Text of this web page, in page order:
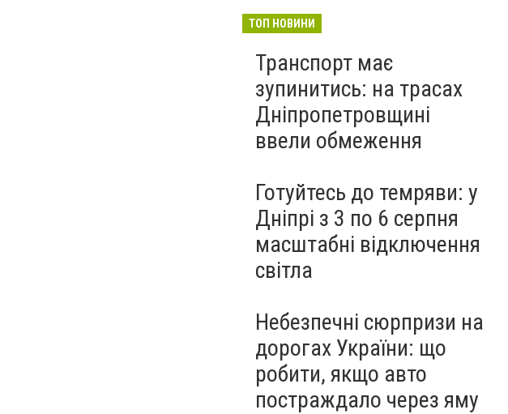
ТОП НОВИНИ
Транспорт має
зупинитись: на трасах
Дніпропетровщині
ввели обмеження
Готуйтесь до темряви: у
Дніпрі з 3 по 6 серпня
масштабні відключення
світла
Небезпечні сюрпризи на
дорогах України: що
робити, якщо авто
постраждало через яму